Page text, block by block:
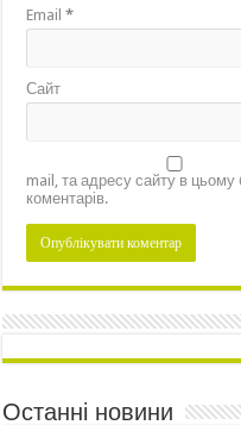
Email*
Сайт
mail, та адресу сайту в
коментарів.
Останні новини